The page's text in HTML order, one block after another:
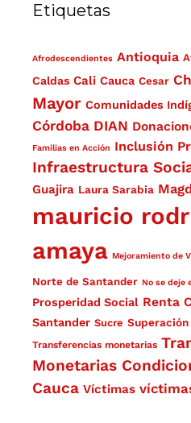
Etiquetas
Afrodescendientes Antioquia
Caldas Cali Cauca Cesar
Mayor Comunidades
Córdoba DIAN
Familias en Acción Inclusión
Infraestructura
Guajira Laura Sarabia
mauricio
amaya Mejoramiento de
Norte de Santander No se deje
Prosperidad Social Renta
Santander Sucre
Transferencias monetarias
Monetarias
Cauca Víctimas